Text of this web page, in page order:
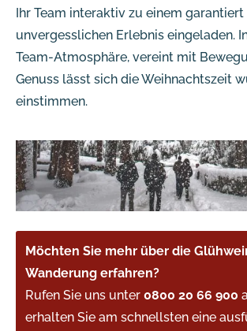
Ihr Team interaktiv zu einem garantiert
unvergesslichen Erlebnis eingeladen.
Team-Atmosphäre, vereint mit
Genuss lässt sich die Weihnachtszeit
einstimmen.
Möchten Sie mehr über die
Wanderung erfahren?
Rufen Sie uns unter 0800 20 66 900
erhalten Sie am schnellsten eine